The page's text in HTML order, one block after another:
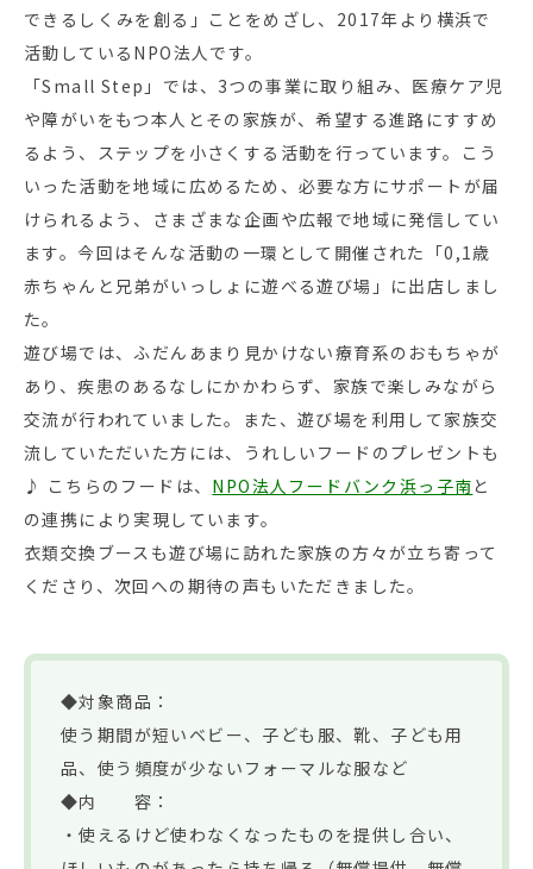
できるしくみを創る」ことをめざし、2017年より横浜で
活動しているNPO法人です。
「Small Step」では、3つの事業に取り組み、医療ケア児
や障がいをもつ本人とその家族が、希望する進路にすすめ
るよう、ステップを小さくする活動を行っています。こう
いった活動を地域に広めるため、必要な方にサポートが届
けられるよう、さまざまな企画や広報で地域に発信してい
ます。今回はそんな活動の一環として開催された「0,1歳
赤ちゃんと兄弟がいっしょに遊べる遊び場」に出店しまし
た。
遊び場では、ふだんあまり見かけない療育系のおもちゃが
あり、疾患のあるなしにかかわらず、家族で楽しみながら
交流が行われていました。また、遊び場を利用して家族交
流していただいた方には、うれしいフードのプレゼントも
♪ こちらのフードは、 NPO法人フードバンク浜っ子南 と
の連携により実現しています。
衣類交換ブースも遊び場に訪れた家族の方々が立ち寄って
くださり、次回への期待の声もいただきました。
◆対象商品：
使う期間が短いベビー、子ども服、靴、子ども用
品、使う頻度が少ないフォーマルな服など
◆内 容：
・使えるけど使わなくなったものを提供し合い、